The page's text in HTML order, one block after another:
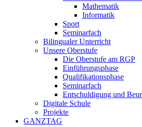
Mathematik
Informatik
Sport
Seminarfach
Bilingualer Unterricht
Unsere Oberstufe
Die Oberstufe am RGP
Einführungsphase
Qualifikationsphase
Seminarfach
Entschuldigung und
Digitale Schule
Projekte
GANZTAG